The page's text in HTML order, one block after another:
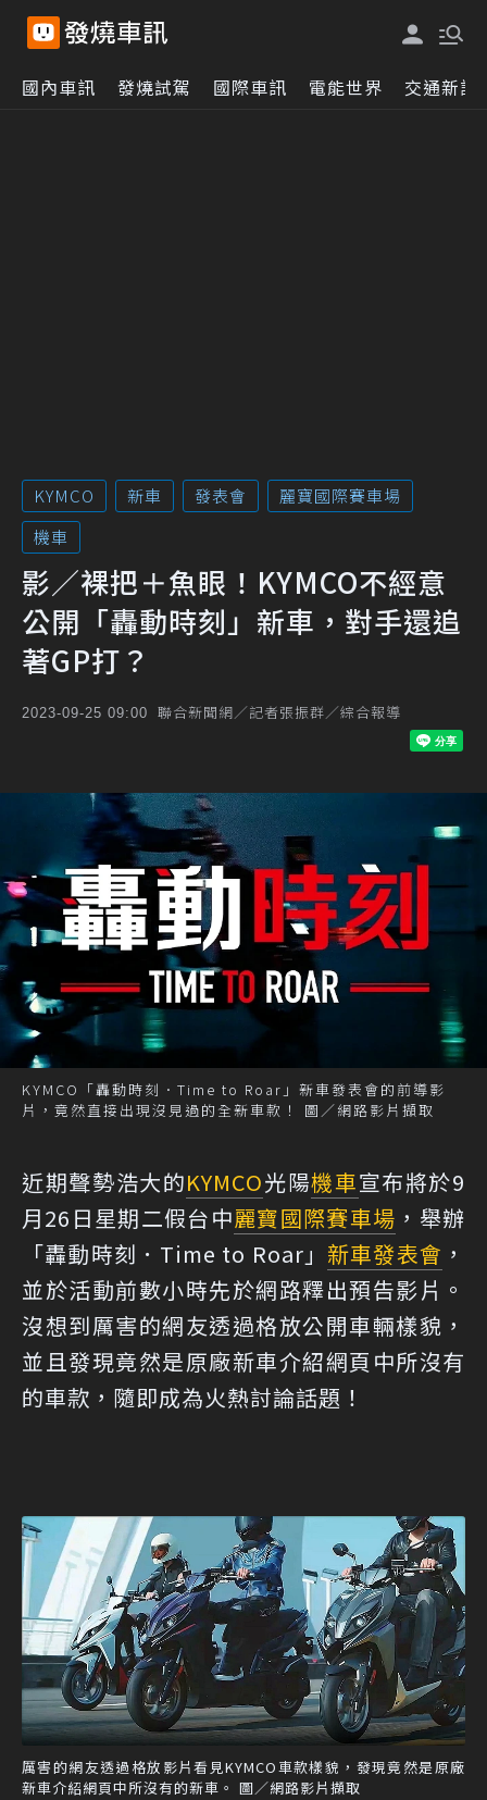
國內車訊 發燒試駕 國際車訊 電能世界 交通新訊
KYMCO 新車 發表會
麗寶國際賽車場
機車
影／裸把＋魚眼！KYMCO不經意
公開「轟動時刻」新車，對手還追
著GP打？
2023-09-25 09:00 聯合新聞網／記者張振群／綜合報導
KYMCO「轟動時刻．Time to Roar」新車發表會的前導影
片，竟然直接出現沒見過的全新車款！ 圖／網路影片擷取
近期聲勢浩大的KYMCO光陽機車宣布將於9
月26日星期二假台中麗寶國際賽車場 ，舉辦
「轟動時刻．Time to Roar」 新車發表會 ，
並於活動前數小時先於網路釋出預告影片。
沒想到厲害的網友透過格放公開車輛樣貌，
並且發現竟然是原廠新車介紹網頁中所沒有
的車款，隨即成為火熱討論話題！
厲害的網友透過格放影片看見KYMCO車款樣貌，發現竟然是原廠
新車介紹網頁中所沒有的新車。 圖／網路影片擷取